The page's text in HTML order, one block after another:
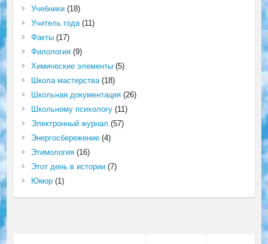
Учебники(18)
Учитель года(11)
Факты(17)
Филология(9)
Химические элементы(5)
Школа мастерства(18)
Школьная документация(26)
Школьному психологу(11)
Электронный журнал (57)
Энергосбережение(4)
Этимология(16)
Этот день в истории(7)
Юмор(1)